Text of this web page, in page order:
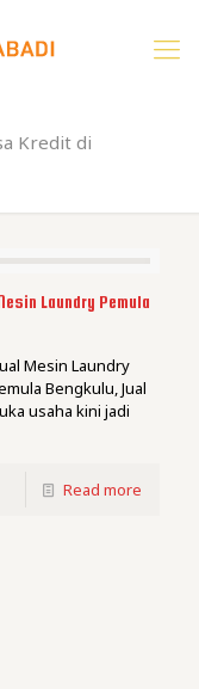
Kredit di
Laundry Pemula
Mesin Laundry
Bengkulu, Jual
usaha kini jadi
Read more